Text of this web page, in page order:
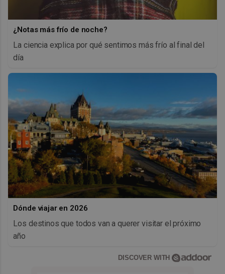
¿Notas más frío de noche?
La ciencia explica por qué sentimos más frío al final del
día
Dónde viajar en 2026
Los destinos que todos van a querer visitar el próximo
año
DISCOVER WITH